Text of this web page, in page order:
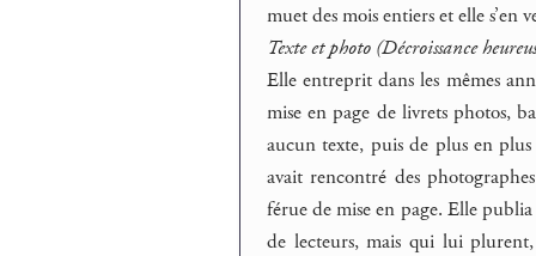
muet des mois entiers et elle s’en
Texte et photo (Décroissance
Elle entreprit dans les mêmes
mise en page de livrets photos,
aucun texte, puis de plus en
avait rencontré des
férue de mise en page. Elle
de lecteurs, mais qui lui plurent,